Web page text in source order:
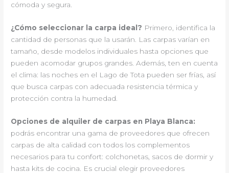
cómoda y segura.
¿Cómo seleccionar la carpa ideal? Primero, identifica la
cantidad de personas que la usarán. Las carpas varían en
tamaño, desde modelos individuales hasta opciones que
pueden acomodar grupos grandes. Además, ten en cuenta
el clima: las noches en el Lago de Tota pueden ser frías, así
que busca carpas con adecuada resistencia térmica y
protección contra la humedad.
Opciones de alquiler de carpas en Playa Blanca:
podrás encontrar una gama de proveedores que ofrecen
carpas de alta calidad con todos los complementos
necesarios para tu confort: colchonetas, sacos de dormir y
hasta kits de cocina. Es crucial elegir proveedores